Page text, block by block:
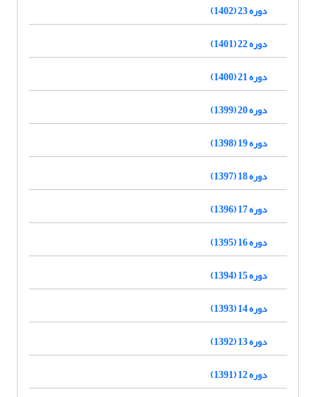
دوره 23 (1402)
دوره 22 (1401)
دوره 21 (1400)
دوره 20 (1399)
دوره 19 (1398)
دوره 18 (1397)
دوره 17 (1396)
دوره 16 (1395)
دوره 15 (1394)
دوره 14 (1393)
دوره 13 (1392)
دوره 12 (1391)